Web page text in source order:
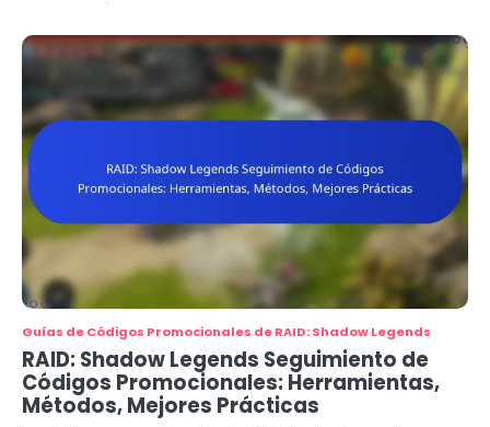
Guías de Códigos Promocionales de RAID: Shadow Legends
RAID: Shadow Legends Seguimiento de
Códigos Promocionales: Herramientas,
Métodos, Mejores Prácticas